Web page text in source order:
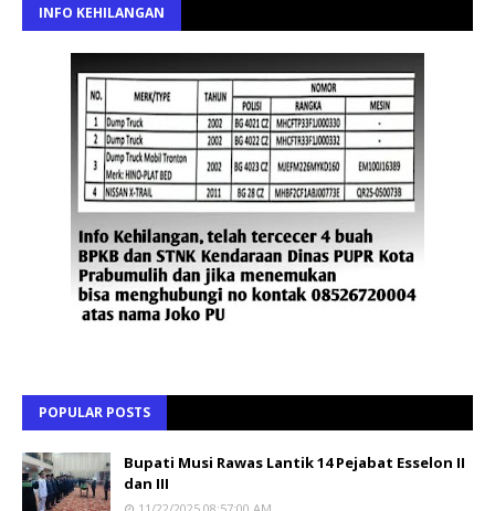
INFO KEHILANGAN
POPULAR POSTS
Bupati Musi Rawas Lantik 14 Pejabat Esselon II
dan III